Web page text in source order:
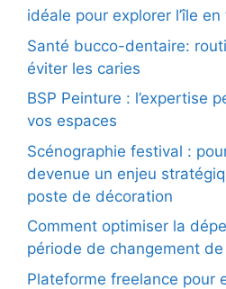
idéale pour explorer l’île
Santé bucco-dentaire:
éviter les caries
BSP Peinture : l’expertise
vos espaces
Scénographie festival :
devenue un enjeu
poste de décoration
Comment optimiser la
période de changement
Plateforme freelance pour